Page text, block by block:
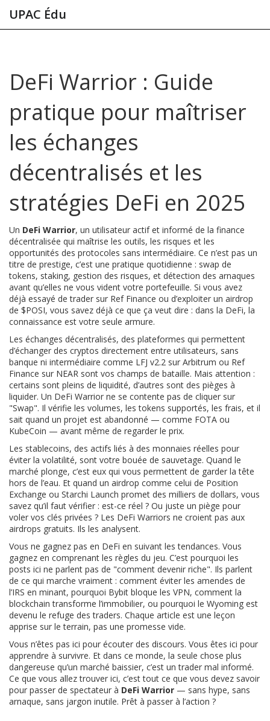
UPAC Édu
DeFi Warrior : Guide
pratique pour maîtriser
les échanges
décentralisés et les
stratégies DeFi en 2025
Un DeFi Warrior, un utilisateur actif et informé de la finance
décentralisée qui maîtrise les outils, les risques et les
opportunités des protocoles sans intermédiaire. Ce n’est pas un
titre de prestige, c’est une pratique quotidienne : swap de
tokens, staking, gestion des risques, et détection des arnaques
avant qu’elles ne vous vident votre portefeuille. Si vous avez
déjà essayé de trader sur Ref Finance ou d’exploiter un airdrop
de $POSI, vous savez déjà ce que ça veut dire : dans la DeFi, la
connaissance est votre seule armure.
Les échanges décentralisés, des plateformes qui permettent
d’échanger des cryptos directement entre utilisateurs, sans
banque ni intermédiaire comme LFJ v2.2 sur Arbitrum ou Ref
Finance sur NEAR sont vos champs de bataille. Mais attention :
certains sont pleins de liquidité, d’autres sont des pièges à
liquider. Un DeFi Warrior ne se contente pas de cliquer sur
"Swap". Il vérifie les volumes, les tokens supportés, les frais, et il
sait quand un projet est abandonné — comme FOTA ou
KubeCoin — avant même de regarder le prix.
Les stablecoins, des actifs liés à des monnaies réelles pour
éviter la volatilité, sont votre bouée de sauvetage. Quand le
marché plonge, c’est eux qui vous permettent de garder la tête
hors de l’eau. Et quand un airdrop comme celui de Position
Exchange ou Starchi Launch promet des milliers de dollars, vous
savez qu’il faut vérifier : est-ce réel ? Ou juste un piège pour
voler vos clés privées ? Les DeFi Warriors ne croient pas aux
airdrops gratuits. Ils les analysent.
Vous ne gagnez pas en DeFi en suivant les tendances. Vous
gagnez en comprenant les règles du jeu. C’est pourquoi les
posts ici ne parlent pas de "comment devenir riche". Ils parlent
de ce qui marche vraiment : comment éviter les amendes de
l’IRS en minant, pourquoi Bybit bloque les VPN, comment la
blockchain transforme l’immobilier, ou pourquoi le Wyoming est
devenu le refuge des traders. Chaque article est une leçon
apprise sur le terrain, pas une promesse vide.
Vous n’êtes pas ici pour écouter des discours. Vous êtes ici pour
apprendre à survivre. Et dans ce monde, la seule chose plus
dangereuse qu’un marché baissier, c’est un trader mal informé.
Ce que vous allez trouver ici, c’est tout ce que vous devez savoir
pour passer de spectateur à DeFi Warrior — sans hype, sans
arnaque, sans jargon inutile. Prêt à passer à l’action ?